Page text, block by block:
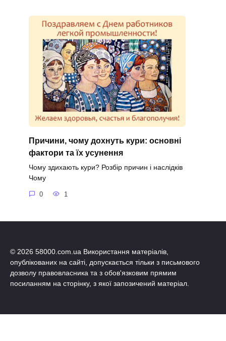
Причини, чому дохнуть кури: основні
фактори та їх усунення
Чому здихають кури? Розбір причин і наслідків
Чому
0 1
© 2026 58000.com.ua Використання матеріалів,
опублікованих на сайті, допускається тільки з письмового
дозволу правовласника та з обов'язковим прямим
посиланням на сторінку, з якої запозичений матеріал.